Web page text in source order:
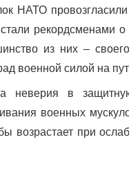
НАТО провозгласили
рекордсменами о
из них – своего
военной силой на пути
неверия в защитную
военных мускулов
возрастает при